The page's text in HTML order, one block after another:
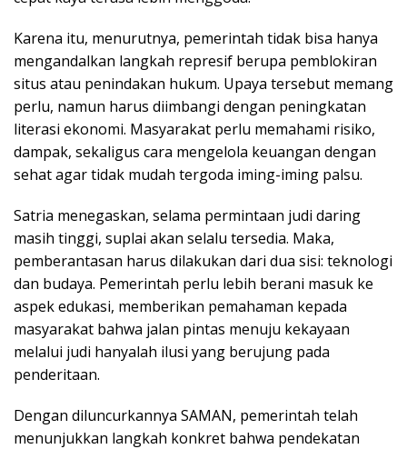
Karena itu, menurutnya, pemerintah tidak bisa hanya
mengandalkan langkah represif berupa pemblokiran
situs atau penindakan hukum. Upaya tersebut memang
perlu, namun harus diimbangi dengan peningkatan
literasi ekonomi. Masyarakat perlu memahami risiko,
dampak, sekaligus cara mengelola keuangan dengan
sehat agar tidak mudah tergoda iming-iming palsu.
Satria menegaskan, selama permintaan judi daring
masih tinggi, suplai akan selalu tersedia. Maka,
pemberantasan harus dilakukan dari dua sisi: teknologi
dan budaya. Pemerintah perlu lebih berani masuk ke
aspek edukasi, memberikan pemahaman kepada
masyarakat bahwa jalan pintas menuju kekayaan
melalui judi hanyalah ilusi yang berujung pada
penderitaan.
Dengan diluncurkannya SAMAN, pemerintah telah
menunjukkan langkah konkret bahwa pendekatan